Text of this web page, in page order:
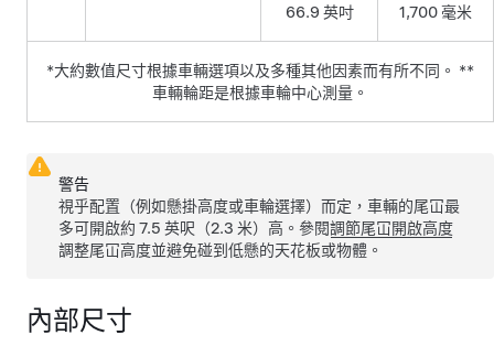
66.9 英吋
1,700 毫米
*大約數值尺寸根據車輛選項以及多種其他因素而有所不同。 **
車輛輪距是根據車輪中心測量。
警告
視乎配置（例如懸掛高度或車輪選擇）而定，車輛的尾冚最
多可開啟約7.5 英呎（2.3 米）高。參閱調節尾冚開啟高度
調整尾冚高度並避免碰到低懸的天花板或物體。
內部尺寸